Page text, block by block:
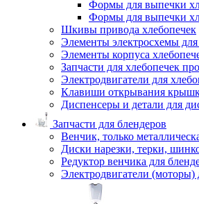
Формы для выпечки
Формы для выпечки
Шкивы привода хлебопечек
Элементы электросхемы
Элементы корпуса
Запчасти для хлебопечек
Электродвигатели для
Клавиши открывания
Диспенсеры и детали для
Запчасти для блендеров
Венчик, только
Диски нарезки, терки,
Редуктор венчика для
Электродвигатели (моторы)